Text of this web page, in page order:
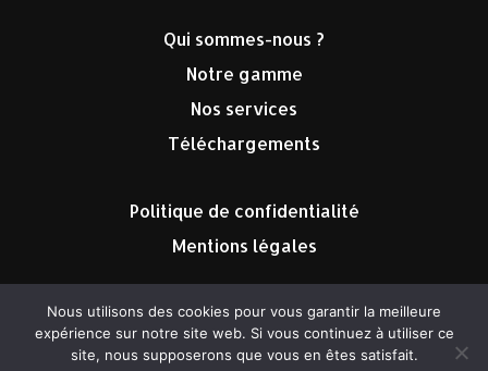
Qui sommes-nous ?
Notre gamme
Nos services
Téléchargements
Politique de confidentialité
Mentions légales
Nous utilisons des cookies pour vous garantir la meilleure
expérience sur notre site web. Si vous continuez à utiliser ce
site, nous supposerons que vous en êtes satisfait.